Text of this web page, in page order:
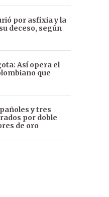
por asfixia y la
deceso, según
Así opera el
que
y tres
por doble
de oro